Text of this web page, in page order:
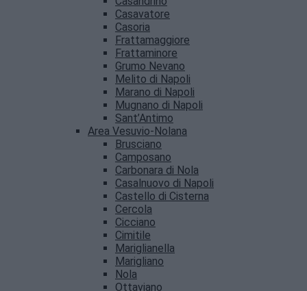
Casavatore
Casoria
Frattamaggiore
Frattaminore
Grumo Nevano
Melito di Napoli
Marano di Napoli
Mugnano di Napoli
Sant’Antimo
Area Vesuvio-Nolana
Brusciano
Camposano
Carbonara di Nola
Casalnuovo di Napoli
Castello di Cisterna
Cercola
Cicciano
Cimitile
Mariglianella
Marigliano
Nola
Ottaviano